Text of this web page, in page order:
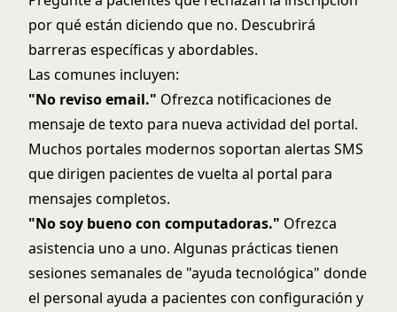
por qué están diciendo que no. Descubrirá
barreras específicas y abordables.
Las comunes incluyen:
"No reviso email." Ofrezca notificaciones de
mensaje de texto para nueva actividad del portal.
Muchos portales modernos soportan alertas SMS
que dirigen pacientes de vuelta al portal para
mensajes completos.
"No soy bueno con computadoras." Ofrezca
asistencia uno a uno. Algunas prácticas tienen
sesiones semanales de "ayuda tecnológica" donde
el personal ayuda a pacientes con configuración y